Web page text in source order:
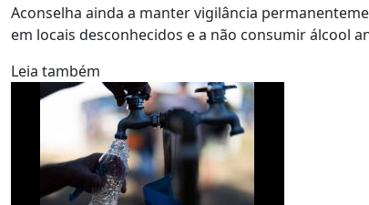
Aconselha ainda a manter vigilância
em locais desconhecidos e a não consumir álcool
Leia também